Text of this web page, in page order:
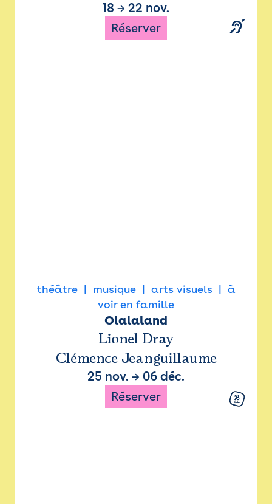
18 → 22 nov.
Réserver
théâtre musique arts visuels
à
voir en famille
Olalaland
Lionel Dray
Clémence Jeanguillaume
25 nov. → 06 déc.
Réserver